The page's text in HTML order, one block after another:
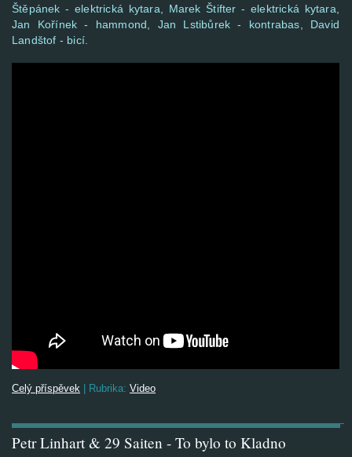
Štěpánek - elektrická kytara, Marek Štifter - elektrická kytara,
Jan Kořínek - hammond, Jan Lstibůrek - kontrabas, David
Landštof - bicí.
Celý příspěvek Rubrika: Video
Petr Linhart & 29 Saiten - To bylo to Kladno